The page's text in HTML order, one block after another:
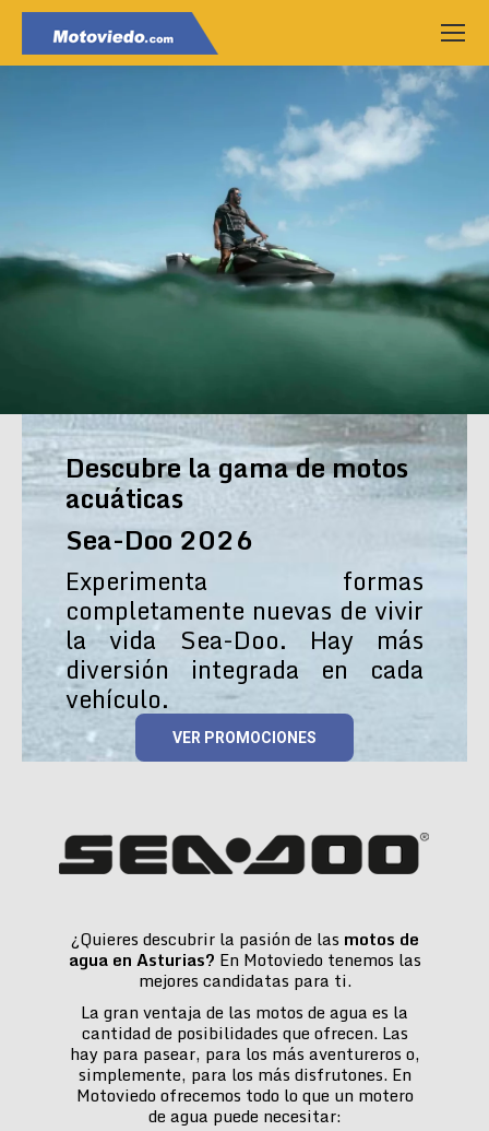
Descubre la gama de motos
acuáticas
Sea-Doo 2026
Experimenta formas
completamente nuevas de vivir
la vida Sea-Doo. Hay más
diversión integrada en cada
vehículo.
VER PROMOCIONES
¿Quieres descubrir la pasión de las motos de
agua en Asturias? En Motoviedo tenemos las
mejores candidatas para ti.
La gran ventaja de las motos de agua es la
cantidad de posibilidades que ofrecen. Las
hay para pasear, para los más aventureros o,
simplemente, para los más disfrutones. En
Motoviedo ofrecemos todo lo que un motero
de agua puede necesitar: